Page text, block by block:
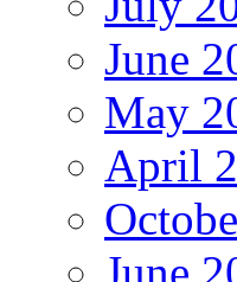
June
May
April